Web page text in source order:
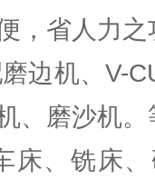
，省人力之
边机、V-
、磨沙机。
床、铣床